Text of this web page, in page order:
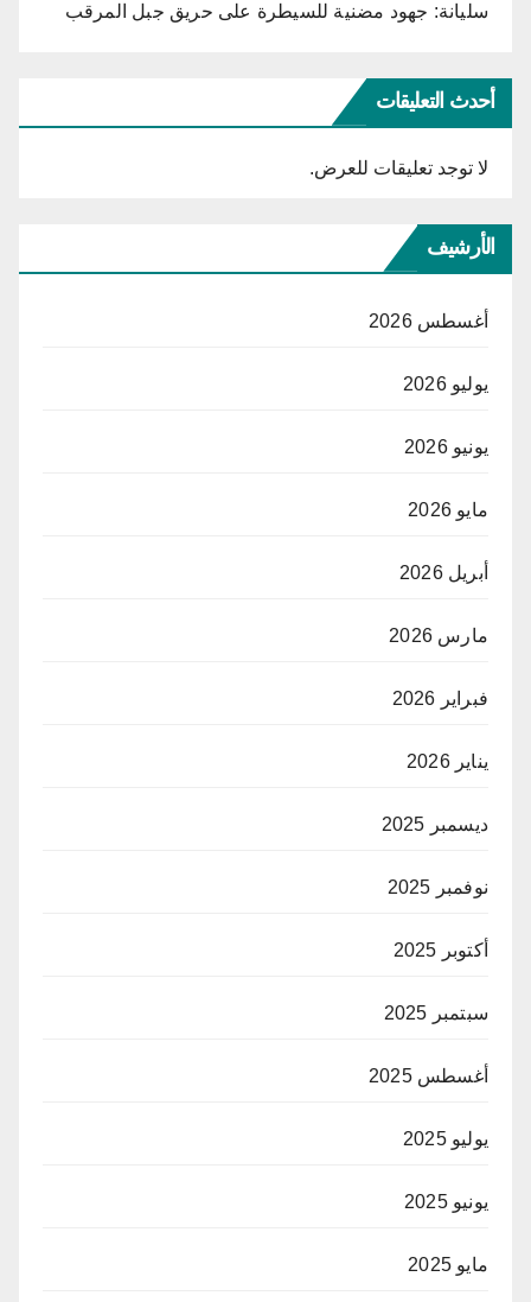
سليانة: جهود مضنية للسيطرة على حريق جبل المرقب
أحدث التعليقات
لا توجد تعليقات للعرض.
الأرشيف
أغسطس 2026
يوليو 2026
يونيو 2026
مايو 2026
أبريل 2026
مارس 2026
فبراير 2026
يناير 2026
ديسمبر 2025
نوفمبر 2025
أكتوبر 2025
سبتمبر 2025
أغسطس 2025
يوليو 2025
يونيو 2025
مايو 2025